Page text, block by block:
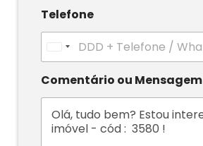
Telefone
n
i
d
S
Comentário ou Mensagem